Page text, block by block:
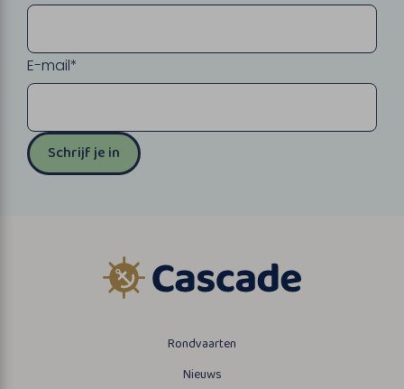
E-mail*
Schrijf je in
Rondvaarten
Nieuws